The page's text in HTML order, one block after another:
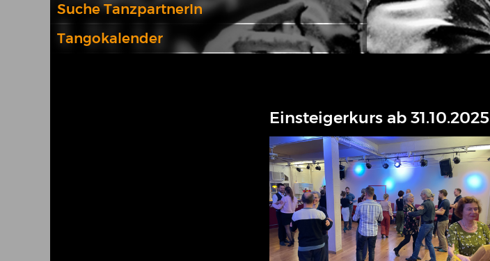
Suche TanzpartnerIn
Tangokalender
Einsteigerkurs ab 31.10.2025